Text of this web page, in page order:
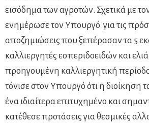
εισόδημα των αγροτών. Σχετικά με
ενημέρωσε τον Υπουργό για τις
αποζημιώσεις που ξεπέρασαν τα 5
καλλιεργητές εσπεριδοειδών και
προηγουμένη καλλιεργητική
τόνισε στον Υπουργό ότι η διοίκηση
ένα ιδιαίτερα επιτυχημένο και
κατέθεσε προτάσεις για θεσμικές